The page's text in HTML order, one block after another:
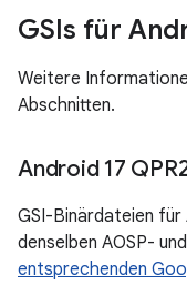
GSIs für
Weitere
Abschnitten.
Android 17
GSI-Binärdateien für
denselben AOSP-
entsprechenden